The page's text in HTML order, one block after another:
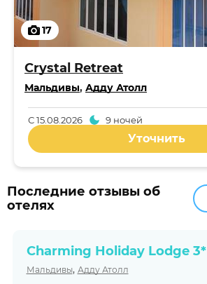
17
Crystal Retreat
Мальдивы, Адду Атолл
С15.08.2026 9 ночей
Уточнить
Последние отзывы об
отелях
Charming Holiday Lodge 3*
Мальдивы, Адду Атолл